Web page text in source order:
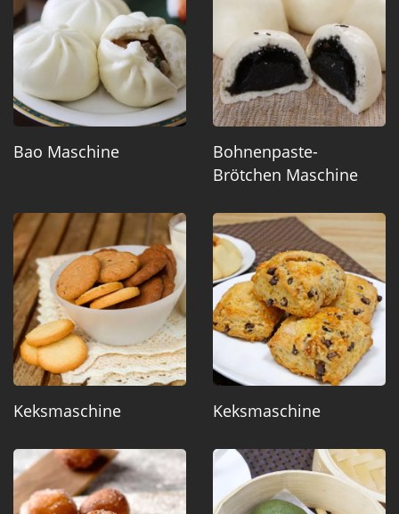
Bao Maschine
Bohnenpaste-
Brötchen Maschine
Keksmaschine Keksmaschine